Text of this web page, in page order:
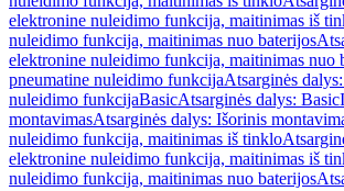
elektronine nuleidimo funkcija, maitinimas iš
nuleidimo funkcija, maitinimas nuo baterijos
elektronine nuleidimo funkcija, maitinimas nuo
pneumatine nuleidimo funkcijaAtsarginės
nuleidimo funkcijaBasicAtsarginės dalys: Basic
montavimasAtsarginės dalys: Išorinis
nuleidimo funkcija, maitinimas iš tinklo
elektronine nuleidimo funkcija, maitinimas iš
nuleidimo funkcija, maitinimas nuo baterijos